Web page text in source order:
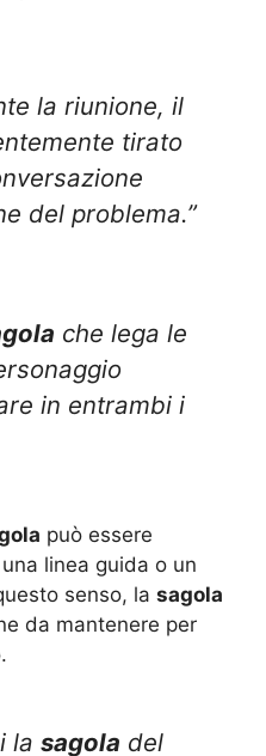
la riunione, il
tirato
del problema.”
che lega le
in entrambi i
può essere
linea guida o un
senso, la sagola
da mantenere per
la sagola del